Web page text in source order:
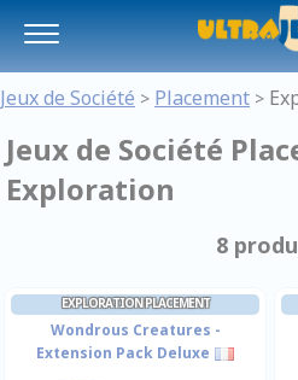
Jeux de Société > Placement >
Jeux de Société
Exploration
8
EXPLORATION PLACEMENT
Wondrous Creatures -
Extension Pack Deluxe